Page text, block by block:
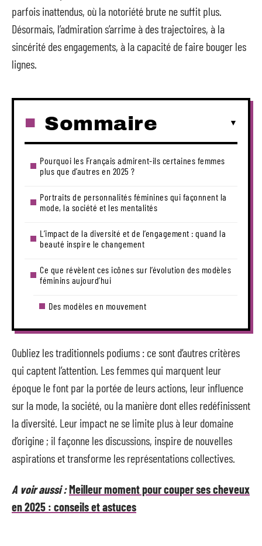
parfois inattendus, où la notoriété brute ne suffit plus.
Désormais, l’admiration s’arrime à des trajectoires, à la
sincérité des engagements, à la capacité de faire bouger les
lignes.
Sommaire
Pourquoi les Français admirent-ils certaines femmes
plus que d’autres en 2025 ?
Portraits de personnalités féminines qui façonnent la
mode, la société et les mentalités
L’impact de la diversité et de l’engagement : quand la
beauté inspire le changement
Ce que révèlent ces icônes sur l’évolution des modèles
féminins aujourd’hui
Des modèles en mouvement
Oubliez les traditionnels podiums : ce sont d’autres critères
qui captent l’attention. Les femmes qui marquent leur
époque le font par la portée de leurs actions, leur influence
sur la mode, la société, ou la manière dont elles redéfinissent
la diversité. Leur impact ne se limite plus à leur domaine
d’origine ; il façonne les discussions, inspire de nouvelles
aspirations et transforme les représentations collectives.
A voir aussi :Meilleur moment pour couper ses cheveux
en 2025 : conseils et astuces